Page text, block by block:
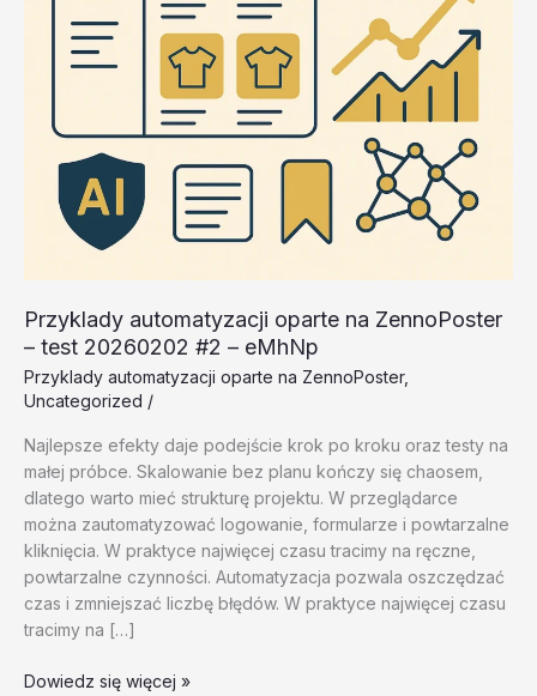
Przyklady automatyzacji oparte na ZennoPoster
– test 20260202 #2 – eMhNp
Przyklady automatyzacji oparte na ZennoPoster,
Uncategorized /
Najlepsze efekty daje podejście krok po kroku oraz testy na
małej próbce. Skalowanie bez planu kończy się chaosem,
dlatego warto mieć strukturę projektu. W przeglądarce
można zautomatyzować logowanie, formularze i powtarzalne
kliknięcia. W praktyce najwięcej czasu tracimy na ręczne,
powtarzalne czynności. Automatyzacja pozwala oszczędzać
czas i zmniejszać liczbę błędów. W praktyce najwięcej czasu
tracimy na […]
Przyklady
Dowiedz się więcej »